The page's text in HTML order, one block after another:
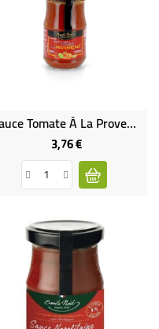
Sauce Tomate À La Provençale Bio Et Sans Gluten
3,76 €Prix